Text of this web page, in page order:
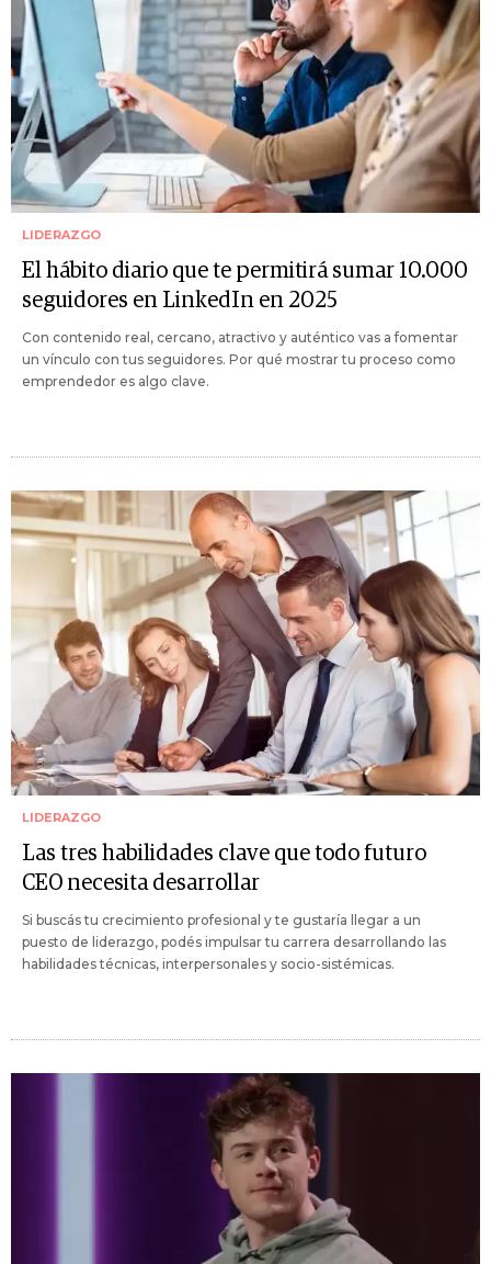
LIDERAZGO
El hábito diario que te permitirá sumar 10.000
seguidores en LinkedIn en 2025
Con contenido real, cercano, atractivo y auténtico vas a fomentar
un vínculo con tus seguidores. Por qué mostrar tu proceso como
emprendedor es algo clave.
LIDERAZGO
Las tres habilidades clave que todo futuro
CEO necesita desarrollar
Si buscás tu crecimiento profesional y te gustaría llegar a un
puesto de liderazgo, podés impulsar tu carrera desarrollando las
habilidades técnicas, interpersonales y socio-sistémicas.